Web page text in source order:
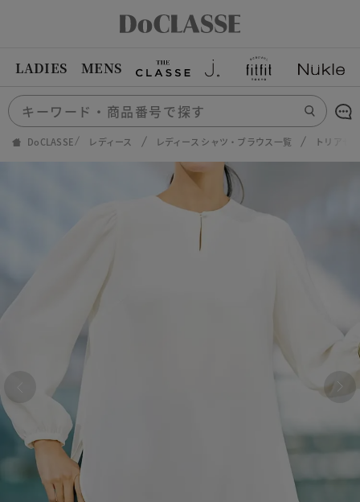
LADIES MENS
DoCLASSE レディース レディース シャツ・ブラウス一覧 トリアセ